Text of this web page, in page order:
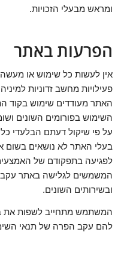
ומראש מבעלי הזכויות.
הפרעות באתר
אין לעשות כל שימוש או
פעילויות מחשב זדוניות
האתר מעודדים שימוש בקוד
השימוש בפורומים השונים
על פי שיקול דעתם הבלעדי
בעלי האתר לא נושאים בשום
לפגיעה בתפקודם של
המשמשים לגלישה באתר
ובשירותים השונים.
המשתמש מתחייב לשפות את
להם עקב הפרה של תנאי